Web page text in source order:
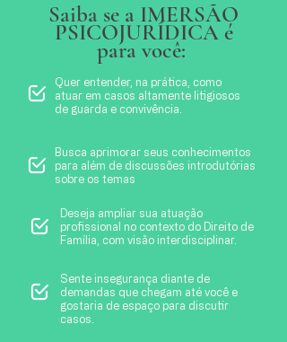
Saiba se a IMERSÃO
PSICOJURÍDICA é
para você:
Quer entender, na prática, como
atuar em casos altamente litigiosos
de guarda e convivência.
Busca aprimorar seus conhecimentos
para além de discussões introdutórias
sobre os temas
Deseja ampliar sua atuação
profissional no contexto do Direito de
Família, com visão interdisciplinar.
Sente insegurança diante de
demandas que chegam até você e
gostaria de espaço para discutir
casos.